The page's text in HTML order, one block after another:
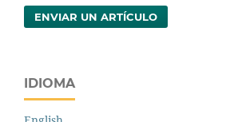
ENVIAR UN ARTÍCULO
IDIOMA